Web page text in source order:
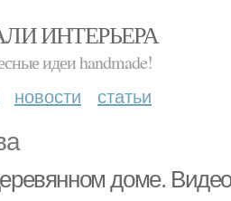
ИНТЕРЬЕРА
идеи handmade!
новости статьи
доме.